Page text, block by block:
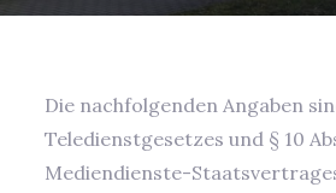
Die nachfolgenden Angaben
Teledienstgesetzes und § 10
Mediendienste-